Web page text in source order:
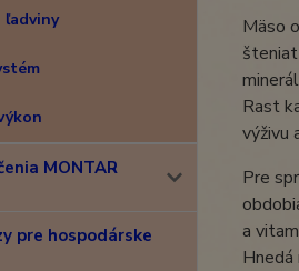
ľadviny
MONTAR
pre hospodárske
Mäso
Rast
výživu
Pre
a